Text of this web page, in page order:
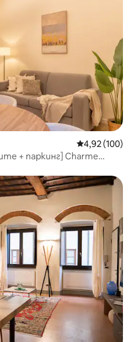
Средна
4,92 (100)
+ паркинг] Charme